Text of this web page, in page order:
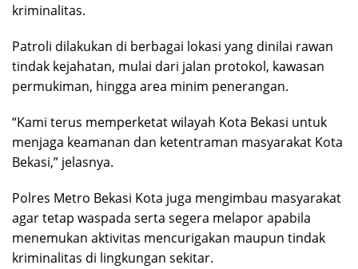
kriminalitas.
Patroli dilakukan di berbagai lokasi yang dinilai rawan
tindak kejahatan, mulai dari jalan protokol, kawasan
permukiman, hingga area minim penerangan.
“Kami terus memperketat wilayah Kota Bekasi untuk
menjaga keamanan dan ketentraman masyarakat Kota
Bekasi,” jelasnya.
Polres Metro Bekasi Kota juga mengimbau masyarakat
agar tetap waspada serta segera melapor apabila
menemukan aktivitas mencurigakan maupun tindak
kriminalitas di lingkungan sekitar.